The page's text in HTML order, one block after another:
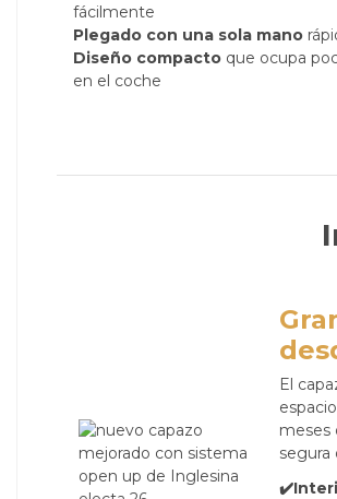
fácilmente
Plegado con una sola mano
Diseño compacto que ocupa
en el coche
El
meses
segura